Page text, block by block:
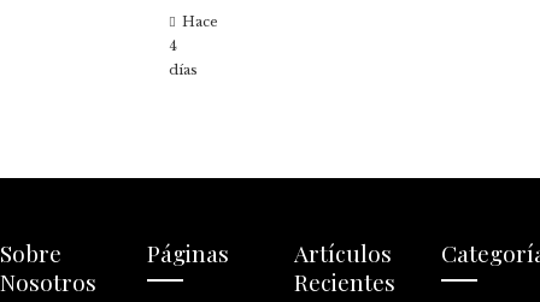
Hace
4
días
Sobre
Nosotros
Páginas
Artículos
Recientes